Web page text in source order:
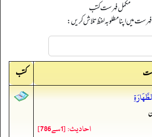
مکمل فہرست کتب
فہرست میں اپنا مطلوبہ لفظ تلاش کریں:
کتب
احادیث: [1سے786]